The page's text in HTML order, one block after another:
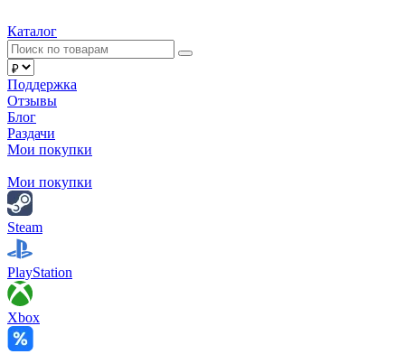
Каталог
Поддержка
Отзывы
Блог
Раздачи
Мои покупки
Мои покупки
Steam
PlayStation
Xbox